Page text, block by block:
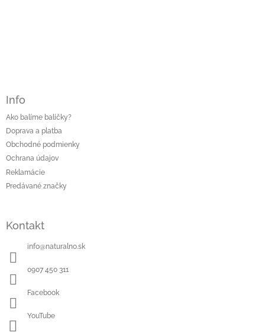
Info
Ako balíme balíčky?
Doprava a platba
Obchodné podmienky
Ochrana údajov
Reklamácie
Predávané značky
Kontakt
info@naturalno.sk
0907 450 311
Facebook
YouTube